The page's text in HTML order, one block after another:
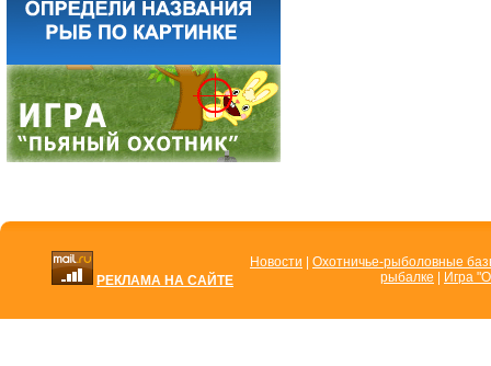
РЕКЛАМА НА САЙТЕ
Новости
Охотничье-рыболовные
рыбалке
Игра